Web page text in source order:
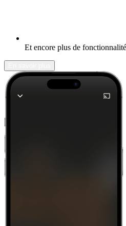
Et encore plus de